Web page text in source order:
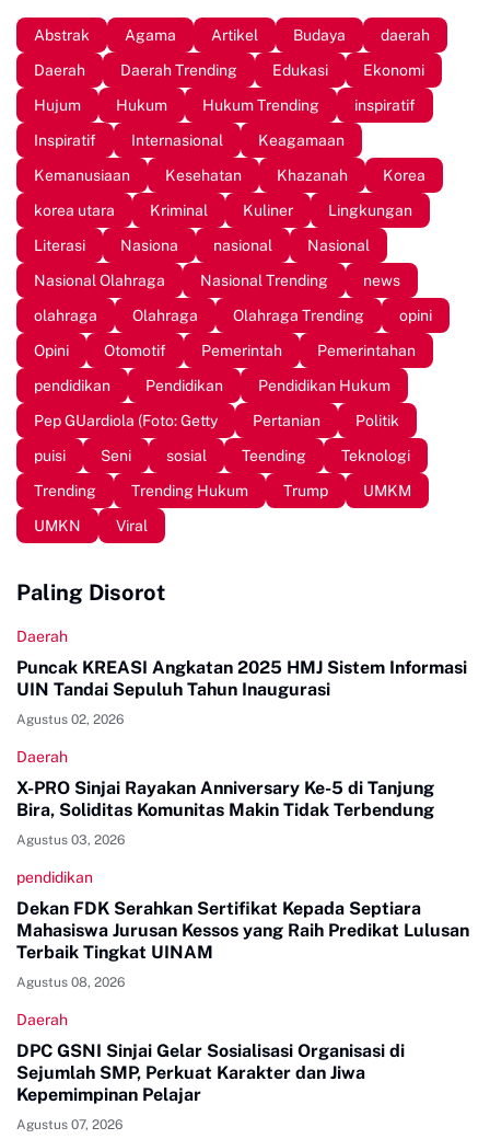
Abstrak Agama Artikel Budaya
daerah
Daerah
Daerah Trending Edukasi
Ekonomi
Hujum
Hukum Hukum Trending
inspiratif
Inspiratif
Internasional
Keagamaan
Kemanusiaan
Kesehatan Khazanah
Korea
korea utara
Kriminal Kuliner
Lingkungan
Literasi
Nasiona nasional
Nasional
Nasional Olahraga
Nasional Trending
news
olahraga
Olahraga Olahraga Trending
opini
Opini
Otomotif Pemerintah
Pemerintahan
pendidikan
Pendidikan
Pendidikan Hukum
Pep GUardiola (Foto: Getty
Pertanian
Politik
puisi
Seni sosial Teending
Teknologi
Trending
Trending Hukum Trump
UMKM
UMKN
Viral
Paling Disorot
Daerah
Puncak KREASI Angkatan 2025 HMJ Sistem Informasi
UIN Tandai Sepuluh Tahun Inaugurasi
Agustus 02, 2026
Daerah
X-PRO Sinjai Rayakan Anniversary Ke-5 di Tanjung
Bira, Soliditas Komunitas Makin Tidak Terbendung
Agustus 03, 2026
pendidikan
Dekan FDK Serahkan Sertifikat Kepada Septiara
Mahasiswa Jurusan Kessos yang Raih Predikat Lulusan
Terbaik Tingkat UINAM
Agustus 08, 2026
Daerah
DPC GSNI Sinjai Gelar Sosialisasi Organisasi di
Sejumlah SMP, Perkuat Karakter dan Jiwa
Kepemimpinan Pelajar
Agustus 07, 2026